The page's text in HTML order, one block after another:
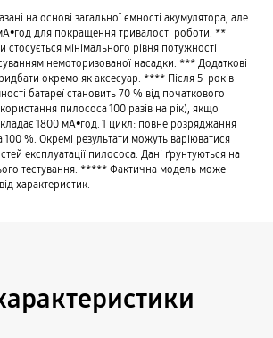
на основі загальної ємності акумулятора, але
для покращення тривалості роботи. **
мінімального рівня потужності
немоторизованої насадки. *** Додаткові
окремо як аксесуар. **** Після 5 років
батареї становить 70 % від початкового
пилососа 100 разів на рік), якщо
1800 мА•год. 1 цикл: повне розряджання
100 %. Окремі результати можуть варіюватися
експлуатації пилососа. Дані ґрунтуються на
тестування. ***** Фактична модель може
характеристик.